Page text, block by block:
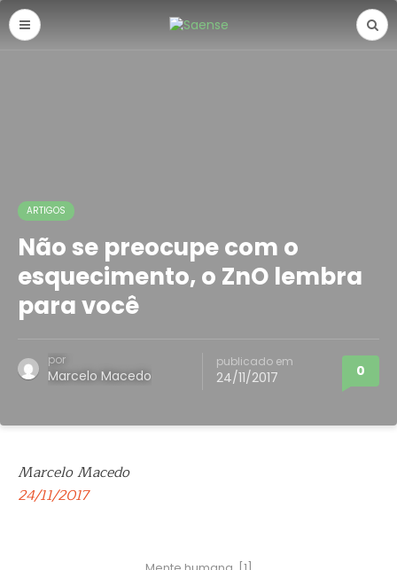
ARTIGOS
Não se preocupe com o
esquecimento, o ZnO lembra
para você
por
Marcelo Macedo
publicado em
24/11/2017 0
Marcelo Macedo
24/11/2017